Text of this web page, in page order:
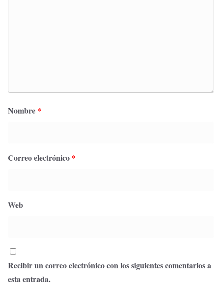
Nombre *
Correo electrónico *
Web
Recibir un correo electrónico con los siguientes comentarios a
esta entrada.